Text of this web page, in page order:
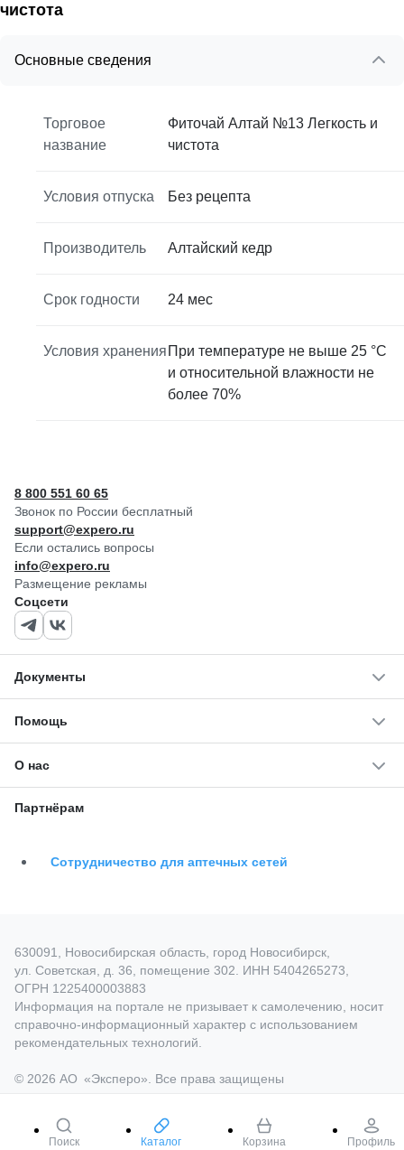
чистота
Основные сведения
Торговое
название
Фиточай Алтай №13 Легкость и
чистота
Условия отпуска Без рецепта
Производитель Алтайский кедр
Срок годности 24 мес
Условия хранения При температуре не выше 25 °C
и относительной влажности не
более 70%
Поиск Каталог Корзина Профиль
8 800 551 60 65
Звонок по России бесплатный
support@expero.ru
Если остались вопросы
info@expero.ru
Размещение рекламы
Соцсети
Документы
Помощь
О нас
Партнёрам
Сотрудничество для аптечных сетей
630091, Новосибирская область, город Новосибирск,
ул. Советская, д. 36, помещение 302. ИНН 5404265273,
ОГРН 1225400003883
Информация на портале не призывает к самолечению, носит
справочно‑информационный характер с использованием
рекомендательных технологий.
© 2026 АО «Эксперо». Все права защищены